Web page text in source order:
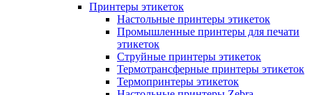
Принтеры этикеток
Настольные принтеры этикеток
Промышленные принтеры для печати
этикеток
Струйные принтеры этикеток
Термотрансферные принтеры этикеток
Термопринтеры этикеток